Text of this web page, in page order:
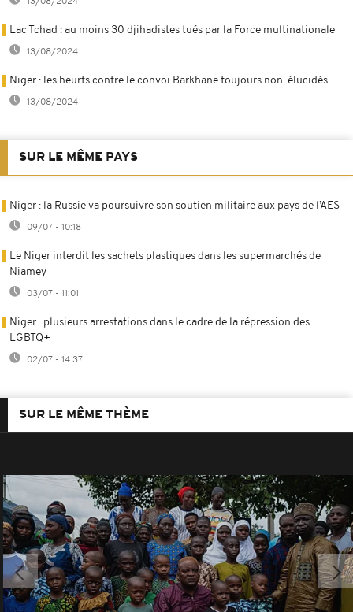
Lac Tchad : au moins 30 djihadistes tués par la Force multinationale
13/08/2024
Niger : les heurts contre le convoi Barkhane toujours non-élucidés
13/08/2024
SUR LE MÊME PAYS
Niger : la Russie va poursuivre son soutien militaire aux pays de l’AES
09/07 - 10:18
Le Niger interdit les sachets plastiques dans les supermarchés de
Niamey
03/07 - 11:01
Niger : plusieurs arrestations dans le cadre de la répression des
LGBTQ+
02/07 - 14:37
SUR LE MÊME THÈME